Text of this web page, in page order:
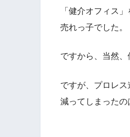
「健介オフィス
売れっ子でした。
ですから、当然、
ですが、プロレ
減ってしまったの